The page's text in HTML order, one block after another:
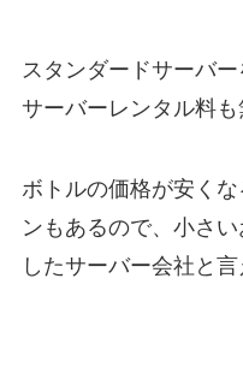
スタンダードサーバ
サーバーレンタル料も
ボトルの価格が安くな
ン もあるので、小さ
したサーバー会社と言